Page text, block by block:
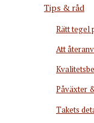
Tips & råd
Rätt tegel
Att
Påväxter
Takets